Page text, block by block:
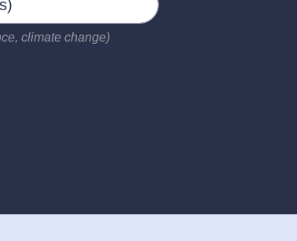
climate change)